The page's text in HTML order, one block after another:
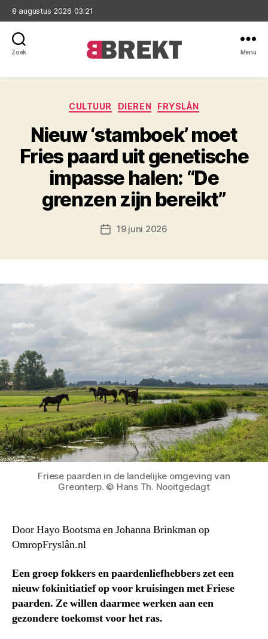
8 augustus 2026 03:21
Zoek Menu
Categorieën
CULTUUR DIEREN FRYSLÂN
Nieuw ‘stamboek’ moet
Fries paard uit genetische
impasse halen: “De
grenzen zijn bereikt”
Berichtdatum
19 juni 2026
Friese paarden in de landelijke omgeving van
Greonterp. © Hans Th. Nooitgedagt
Door Hayo Bootsma en Johanna Brinkman op
OmropFryslân.nl
Een groep fokkers en paardenliefhebbers zet een
nieuw fokinitiatief op voor kruisingen met Friese
paarden. Ze willen daarmee werken aan een
gezondere toekomst voor het ras.